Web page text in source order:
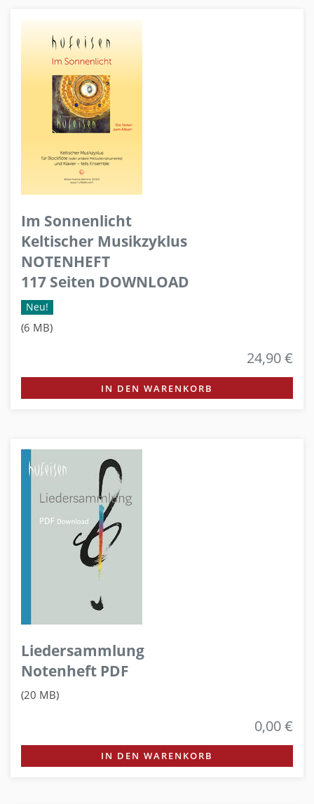
Im Sonnenlicht
Keltischer Musikzyklus
NOTENHEFT
117 Seiten DOWNLOAD
Neu!
(6 MB)
24,90 €
IN DEN WARENKORB
Liedersammlung
Notenheft PDF
(20 MB)
0,00 €
IN DEN WARENKORB